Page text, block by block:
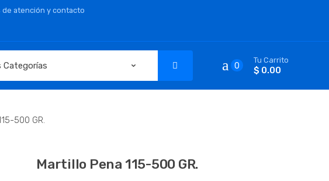
de atención y contacto
0
Tu Carrito
$ 0.00
500 GR.
Martillo Pena 115-500 GR.